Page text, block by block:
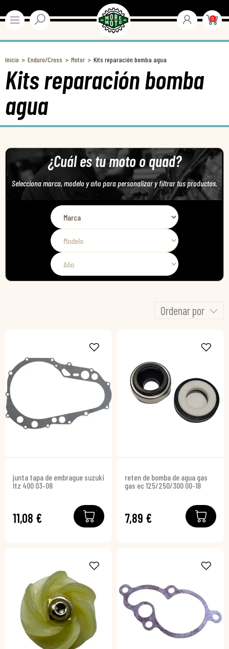
0
Inicio Enduro/Cross Motor Kits reparación bomba agua
Kits reparación bomba
agua
¿Cuál es tu moto o quad?
Selecciona marca, modelo y año para personalizar y filtrar tus productos.
Ordenar por
junta tapa de embrague suzuki
ltz 400 03-08
11,08 €
reten de bomba de agua gas
gas ec 125/250/300 00-18
7,89 €